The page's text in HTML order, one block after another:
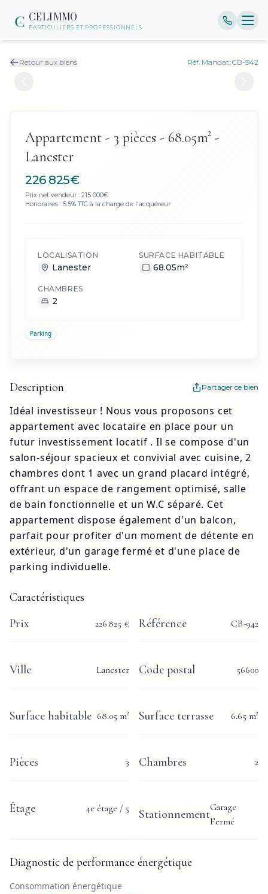
CELIMMO
PARTICULIERS ET PROFESSIONNELS
Retour aux biens Réf. Mandat: CB-942
Appartement - 3 pièces - 68.05m² -
Lanester
226 825€
Prix net vendeur : 215 000€
Honoraires : 5.5% TTC à la charge de l'acquéreur
LOCALISATION
Lanester
SURFACE HABITABLE
68.05m²
CHAMBRES
2
Parking
Description Partager ce bien
Idéal investisseur ! Nous vous proposons cet
appartement avec locataire en place pour un
futur investissement locatif . Il se compose d'un
salon-séjour spacieux et convivial avec cuisine, 2
chambres dont 1 avec un grand placard intégré,
offrant un espace de rangement optimisé, salle
de bain fonctionnelle et un W.C séparé. Cet
appartement dispose également d'un balcon,
parfait pour profiter d'un moment de détente en
extérieur, d'un garage fermé et d'une place de
parking individuelle.
Caractéristiques
Prix
226 825 € Référence CB-942
Ville Lanester Code postal 56600
Surface habitable 68.05 m² Surface terrasse 6.65 m²
Pièces 3 Chambres 2
Étage 4e étage / 5 StationnementGarage
Fermé
Diagnostic de performance énergétique
Consommation énergétique